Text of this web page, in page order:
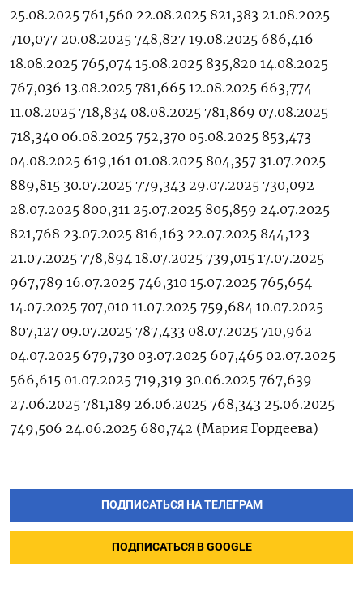
25.08.2025 761,560 22.08.2025 821,383 21.08.2025
710,077 20.08.2025 748,827 19.08.2025 686,416
18.08.2025 765,074 15.08.2025 835,820 14.08.2025
767,036 13.08.2025 781,665 12.08.2025 663,774
11.08.2025 718,834 08.08.2025 781,869 07.08.2025
718,340 06.08.2025 752,370 05.08.2025 853,473
04.08.2025 619,161 01.08.2025 804,357 31.07.2025
889,815 30.07.2025 779,343 29.07.2025 730,092
28.07.2025 800,311 25.07.2025 805,859 24.07.2025
821,768 23.07.2025 816,163 22.07.2025 844,123
21.07.2025 778,894 18.07.2025 739,015 17.07.2025
967,789 16.07.2025 746,310 15.07.2025 765,654
14.07.2025 707,010 11.07.2025 759,684 10.07.2025
807,127 09.07.2025 787,433 08.07.2025 710,962
04.07.2025 679,730 03.07.2025 607,465 02.07.2025
566,615 01.07.2025 719,319 30.06.2025 767,639
27.06.2025 781,189 26.06.2025 768,343 25.06.2025
749,506 24.06.2025 680,742 (Мария ‌Гордеева)
ПОДПИСАТЬСЯ НА ТЕЛЕГРАМ
ПОДПИСАТЬСЯ В GOOGLE